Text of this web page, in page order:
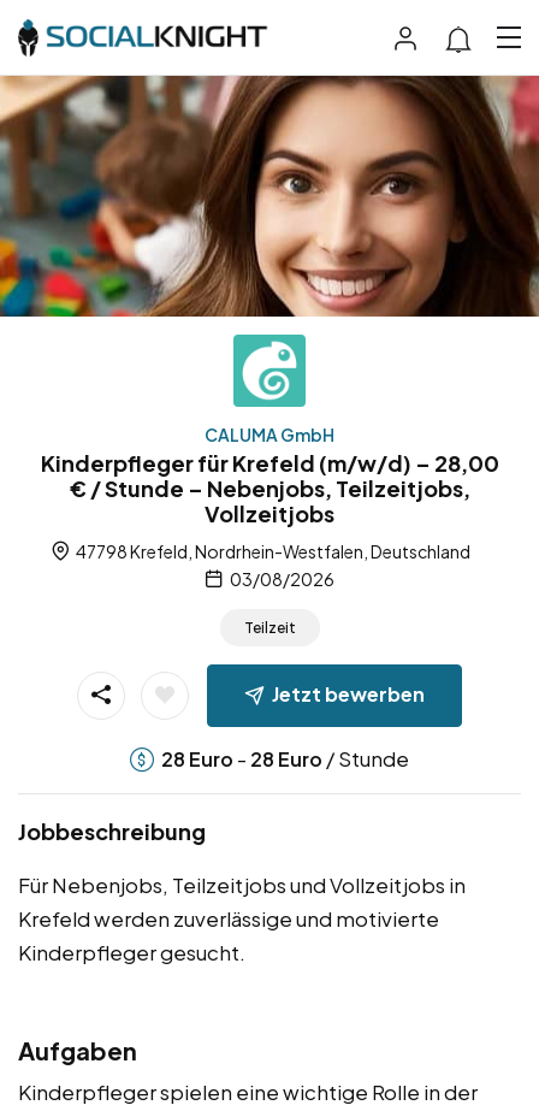
CALUMA GmbH
Kinderpfleger für Krefeld (m/w/d) – 28,00
€ / Stunde – Nebenjobs, Teilzeitjobs,
Vollzeitjobs
47798 Krefeld, Nordrhein-Westfalen, Deutschland
03/08/2026
Teilzeit
Jetzt bewerben
28 Euro - 28 Euro / Stunde
Jobbeschreibung
Für Nebenjobs, Teilzeitjobs und Vollzeitjobs in
Krefeld werden zuverlässige und motivierte
Kinderpfleger gesucht.
Aufgaben
Kinderpfleger spielen eine wichtige Rolle in der